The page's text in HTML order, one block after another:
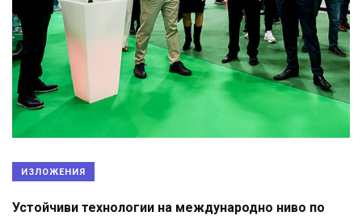
ИЗЛОЖЕНИЯ
Устойчиви технологии на международно ниво по